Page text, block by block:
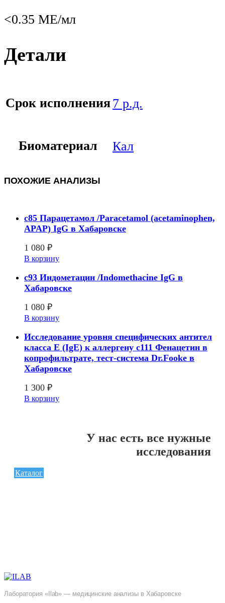
<0.35 МЕ/мл
Детали
Срок исполнения7 р.д.
Биоматериал Кал
ПОХОЖИЕ АНАЛИЗЫ
c85 Парацетамол /Paracetamol (acetaminophen,
APAP) IgG в Хабаровске
1 080 ₽
В корзину
c93 Индометацин /Indomethacine IgG в
Хабаровске
1 080 ₽
В корзину
Исследование уровня специфических антител
класса E (IgE) к аллергену с111 Фенацетин в
копрофильтрате, тест-система Dr.Fooke в
Хабаровске
1 300 ₽
В корзину
У нас есть все нужные
исследования
Каталог
Лаборатория «Ilab» — медицинские анализы в Хабаровске